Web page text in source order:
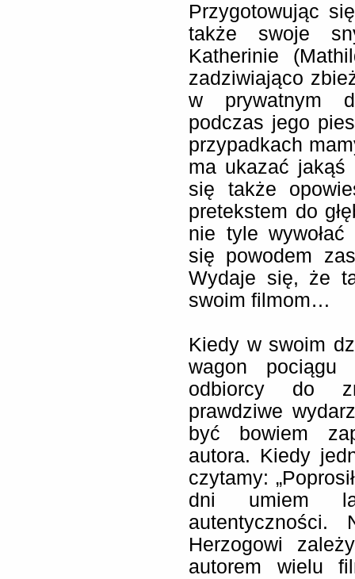
Przygotowując
także swoje
Katherinie
zadziwiająco
w prywatnym
podczas jego
przypadkach
ma ukazać jakąś
się także
pretekstem do
nie tyle
się powodem
Wydaje się, że
swoim filmom…
Kiedy w swoim
wagon pociągu
odbiorcy do
prawdziwe
być bowiem
autora. Kiedy
czytamy:
dni umiem
autentyczności.
Herzogowi
autorem wielu